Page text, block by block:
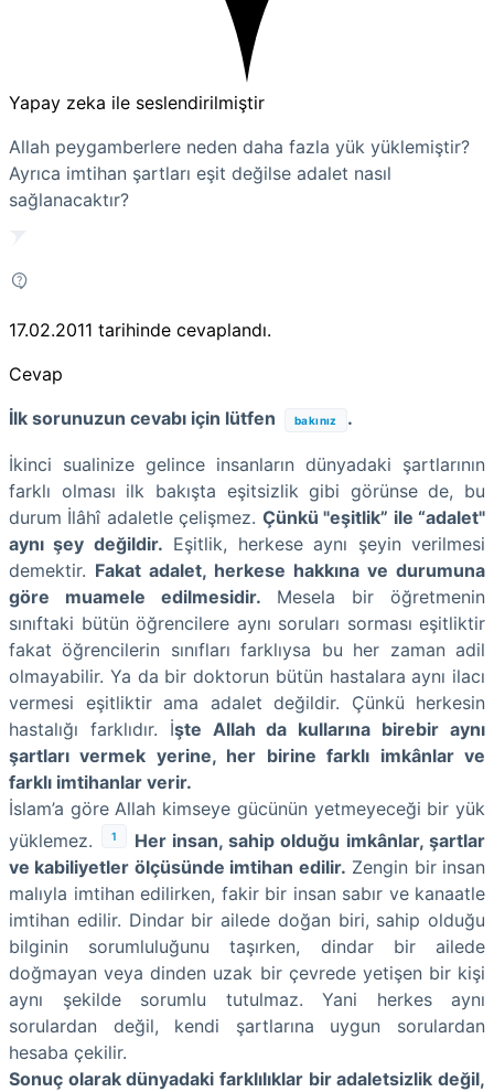
Yapay zeka ile seslendirilmiştir
Allah peygamberlere neden daha fazla yük yüklemiştir?
Ayrıca imtihan şartları eşit değilse adalet nasıl
sağlanacaktır?
17.02.2011 tarihinde cevaplandı.
Cevap
İlk sorunuzun cevabı için lütfen
bakınız .
İkinci sualinize gelince insanların dünyadaki şartlarının
farklı olması ilk bakışta eşitsizlik gibi görünse de, bu
durum İlâhî adaletle çelişmez. Çünkü "eşitlik” ile “adalet"
aynı şey değildir. Eşitlik, herkese aynı şeyin verilmesi
demektir. Fakat adalet, herkese hakkına ve durumuna
göre muamele edilmesidir. Mesela bir öğretmenin
sınıftaki bütün öğrencilere aynı soruları sorması eşitliktir
fakat öğrencilerin sınıfları farklıysa bu her zaman adil
olmayabilir. Ya da bir doktorun bütün hastalara aynı ilacı
vermesi eşitliktir ama adalet değildir. Çünkü herkesin
hastalığı farklıdır. İşte Allah da kullarına birebir aynı
şartları vermek yerine, her birine farklı imkânlar ve
farklı imtihanlar verir.
İslam’a göre Allah kimseye gücünün yetmeyeceği bir yük
yüklemez.
1
Her insan, sahip olduğu imkânlar, şartlar
ve kabiliyetler ölçüsünde imtihan edilir. Zengin bir insan
malıyla imtihan edilirken, fakir bir insan sabır ve kanaatle
imtihan edilir. Dindar bir ailede doğan biri, sahip olduğu
bilginin sorumluluğunu taşırken, dindar bir ailede
doğmayan veya dinden uzak bir çevrede yetişen bir kişi
aynı şekilde sorumlu tutulmaz. Yani herkes aynı
sorulardan değil, kendi şartlarına uygun sorulardan
hesaba çekilir.
Sonuç olarak dünyadaki farklılıklar bir adaletsizlik değil,